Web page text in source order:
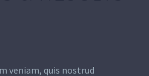
veniam, quis nostrud